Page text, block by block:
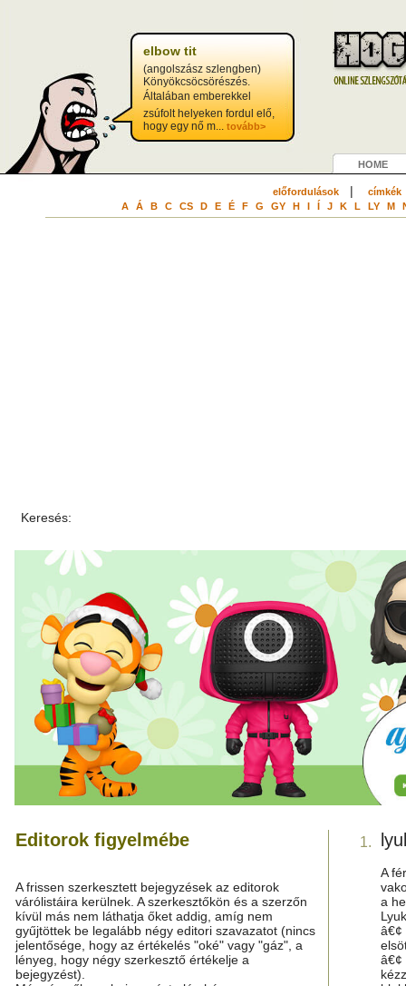
elbow tit
(angolszász szlengben)
Könyökcsöcsörészés.
Általában emberekkel
zsúfolt helyeken fordul elő,
hogy egy nő m... tovább>
HOME
előfordulások| címkék
A Á B C CS D E É F G GY H I Í J K L LY M
Keresés:
Editorok figyelmébe
A frissen szerkesztett bejegyzések az editorok
várólistáira kerülnek. A szerkesztőkön és a szerzőn
kívül más nem láthatja őket addig, amíg nem
gyűjtöttek be legalább négy editori szavazatot (nincs
jelentősége, hogy az értékelés "oké" vagy "gáz", a
lényeg, hogy négy szerkesztő értékelje a
bejegyzést).
1.
A
a
â€¢
â€¢